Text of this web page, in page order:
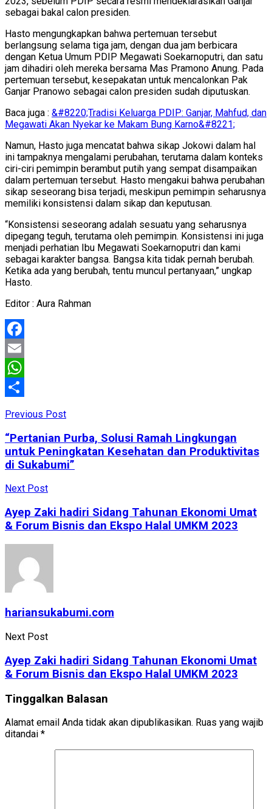
sebagai bakal calon presiden.
Hasto mengungkapkan bahwa pertemuan tersebut
berlangsung selama tiga jam, dengan dua jam berbicara
dengan Ketua Umum PDIP Megawati Soekarnoputri, dan satu
jam dihadiri oleh mereka bersama Mas Pramono Anung. Pada
pertemuan tersebut, kesepakatan untuk mencalonkan Pak
Ganjar Pranowo sebagai calon presiden sudah diputuskan.
Baca juga : &#8220;Tradisi Keluarga PDIP: Ganjar, Mahfud, dan
Megawati Akan Nyekar ke Makam Bung Karno&#8221;
Namun, Hasto juga mencatat bahwa sikap Jokowi dalam hal
ini tampaknya mengalami perubahan, terutama dalam konteks
ciri-ciri pemimpin berambut putih yang sempat disampaikan
dalam pertemuan tersebut. Hasto mengakui bahwa perubahan
sikap seseorang bisa terjadi, meskipun pemimpin seharusnya
memiliki konsistensi dalam sikap dan keputusan.
“Konsistensi seseorang adalah sesuatu yang seharusnya
dipegang teguh, terutama oleh pemimpin. Konsistensi ini juga
menjadi perhatian Ibu Megawati Soekarnoputri dan kami
sebagai karakter bangsa. Bangsa kita tidak pernah berubah.
Ketika ada yang berubah, tentu muncul pertanyaan,” ungkap
Hasto.
Editor : Aura Rahman
Facebook
Email
WhatsApp
Previous Post
“Pertanian Purba, Solusi Ramah Lingkungan
untuk Peningkatan Kesehatan dan Produktivitas
di Sukabumi”
Next Post
Ayep Zaki hadiri Sidang Tahunan Ekonomi Umat
& Forum Bisnis dan Ekspo Halal UMKM 2023
hariansukabumi.com
Next Post
Ayep Zaki hadiri Sidang Tahunan Ekonomi Umat
& Forum Bisnis dan Ekspo Halal UMKM 2023
Tinggalkan Balasan
Alamat email Anda tidak akan dipublikasikan. Ruas yang wajib
ditandai *